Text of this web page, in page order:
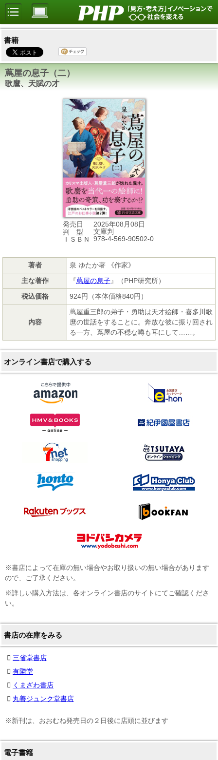
書籍
蔦屋の息子（二）
歌麿、天賦の才
発売日
2025年08月08日
判 型
文庫判
ＩＳＢＮ
978-4-569-90502-0
著者
泉 ゆたか著 《作家》
主な著作
『蔦屋の息子』（PHP研究所）
税込価格
924円（本体価格840円）
内容
蔦屋重三郎の弟子・勇助は天才絵師・喜多川歌
麿の世話をすることに。奔放な彼に振り回され
る一方、蔦屋の不穏な噂も耳にして……。
オンライン書店で購入する
※書店によって在庫の無い場合やお取り扱いの無い場合があります
ので、ご了承ください。
※詳しい購入方法は、各オンライン書店のサイトにてご確認くださ
い。
書店の在庫をみる
三省堂書店
有隣堂
くまざわ書店
丸善ジュンク堂書店
※新刊は、おおむね発売日の２日後に店頭に並びます
電子書籍